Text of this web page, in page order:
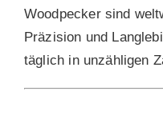
Woodpecker sind
Präzision und
täglich in unzähligen